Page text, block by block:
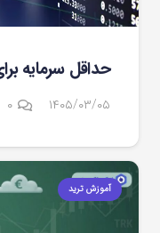
حداقل سرمایه
۱۴۰۵/۰۳/۰۵ ۰
آموزش ترید